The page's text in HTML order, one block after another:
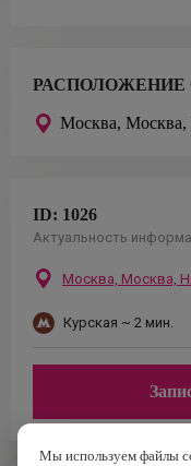
РАСПОЛОЖЕНИЕ
Москва, Москва,
ID: 1026
Актуальность
Москва, Москва,
Курская ~ 2 мин.
Мы используем файлы